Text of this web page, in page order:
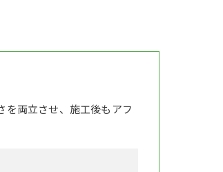
を両立させ、施工後もアフ